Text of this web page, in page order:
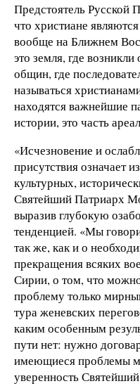
Предстоятель Русской
что христиане
вообще на Ближнем
это земля, где
общин, где
называться
находятся важнейшие
истории, это часть
«Исчезновение и
присутствия означает
культурных,
Святейший Патриарх
выразив глубокую
тенденцией. «Мы
так же, как и о
прекращения всяких
Сирии, о том, что
проблему только
тура женевских
каким особенным
пути нет: нужно
имеющиеся проблемы
уверенность